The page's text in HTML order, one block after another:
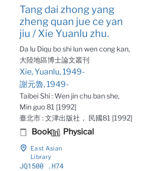
Tang dai zhong yang
zheng quan jue ce yan
jiu / Xie Yuanlu zhu.
Da lu Diqu bo shi lun wen cong kan,
大陸地區博士論文叢刊
Xie, Yuanlu, 1949-
謝元魯, 1949-
Taibei Shi : Wen jin chu ban she,
Min guo 81 [1992]
臺北市 : 文津出版社， 民國81 [1992]
Book Physical
East Asian
Library
JQ1500 .H74